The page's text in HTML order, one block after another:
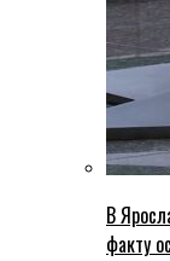
В
факту